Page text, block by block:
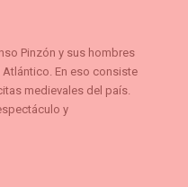
Pinzón y sus hombres
En eso consiste
medievales del país.
y